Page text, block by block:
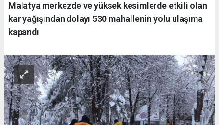
Malatya merkezde ve yüksek kesimlerde etkili olan
kar yağışından dolayı 530 mahallenin yolu ulaşıma
kapandı